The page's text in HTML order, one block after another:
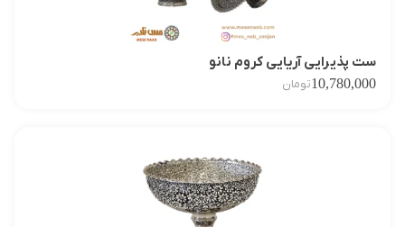
ست پذیرایی آریایی کروم نانو
10,780,000تومان